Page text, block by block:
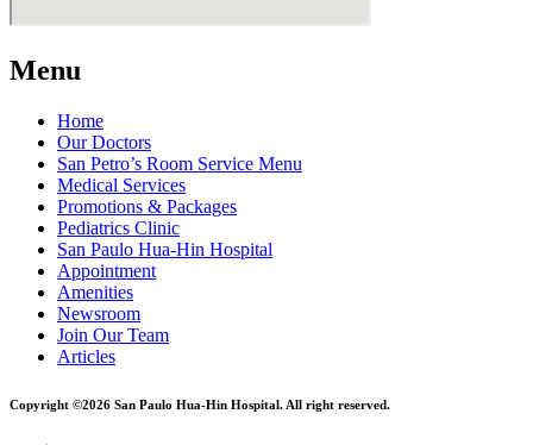
Menu
Home
Our Doctors
San Petro’s Room Service Menu
Medical Services
Promotions & Packages
Pediatrics Clinic
San Paulo Hua-Hin Hospital
Appointment
Amenities
Newsroom
Join Our Team
Articles
Copyright ©2026 San Paulo Hua-Hin Hospital. All right reserved.